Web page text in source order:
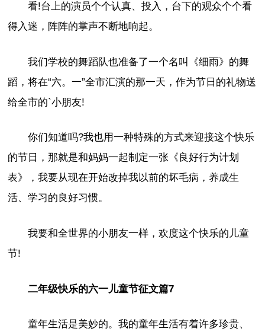
看!台上的演员个个认真、投入，台下的观众个个看
得入迷，阵阵的掌声不断地响起。
我们学校的舞蹈队也准备了一个名叫《细雨》的舞
蹈，将在“六。一”全市汇演的那一天，作为节日的礼物送
给全市的`小朋友!
你们知道吗?我也用一种特殊的方式来迎接这个快乐
的节日，那就是和妈妈一起制定一张《良好行为计划
表》，我要从现在开始改掉我以前的坏毛病，养成生
活、学习的良好习惯。
我要和全世界的小朋友一样，欢度这个快乐的儿童
节!
二年级快乐的六一儿童节征文篇7
童年生活是美妙的。我的童年生活有着许多珍贵、